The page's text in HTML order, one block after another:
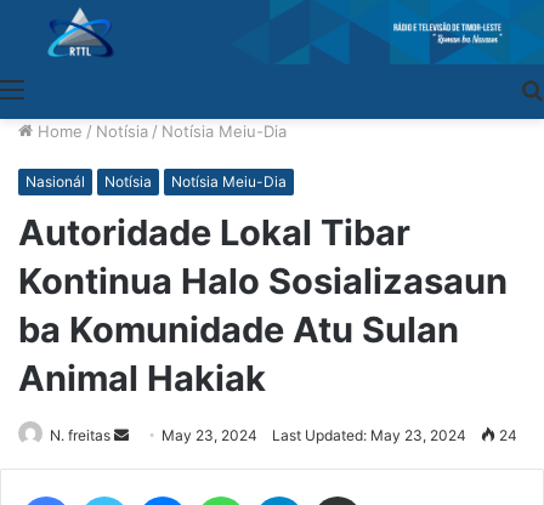
Home / Notísia / Notísia Meiu-Dia
Nasionál Notísia Notísia Meiu-Dia
Autoridade Lokal Tibar
Kontinua Halo Sosializasaun
ba Komunidade Atu Sulan
Animal Hakiak
N. freitas
Send
an
email
May 23, 2024 Last Updated: May 23, 2024 24